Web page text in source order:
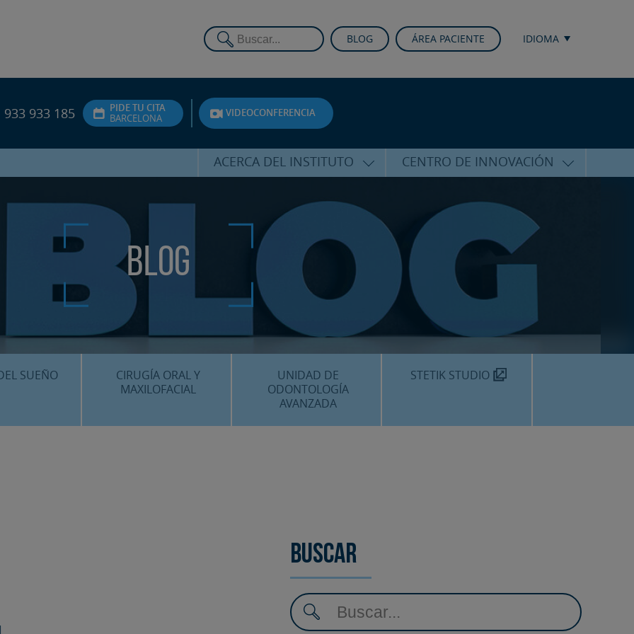
BLOG ÁREA PACIENTE IDIOMA
933 933 185
PIDE TU CITA
BARCELONA
VIDEOCONFERENCIA
ACERCA DEL INSTITUTO
EQUIPO
ATENCIÓN PERSONALIZADA
UNIDAD DE ACOMPAÑAMIENTO
PSICOLÓGICO
SERVICIOS INTERNACIONALES
CENTRO MÉDICO TEKNON
CENTRO DE INNOVACIÓN
CURSOS Y CONFERENCIAS
FORMACIÓN
PUBLICACIONES CIENTÍFICAS
LA VOZ DEL EXPERTO
Blog
SUEÑO
CIRUGÍA ORAL Y
MAXILOFACIAL
UNIDAD DE
ODONTOLOGÍA
AVANZADA
STETIK STUDIO
Buscar